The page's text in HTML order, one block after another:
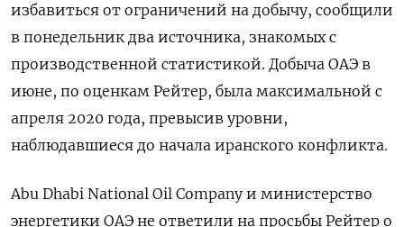
‌избавиться от ограничений на добычу, сообщили
​в понедельник ‌два источника, знакомых ​с
производственной статистикой. Добыча ОАЭ ‌в
июне, по оценкам Рейтер, была максимальной ​с ​
апреля 2020 ‌года, превысив уровни,
наблюдавшиеся ​до начала иранского конфликта.
Abu Dhabi National Oil Company и министерство
энергетики ОАЭ не ответили на просьбы ​Рейтер о